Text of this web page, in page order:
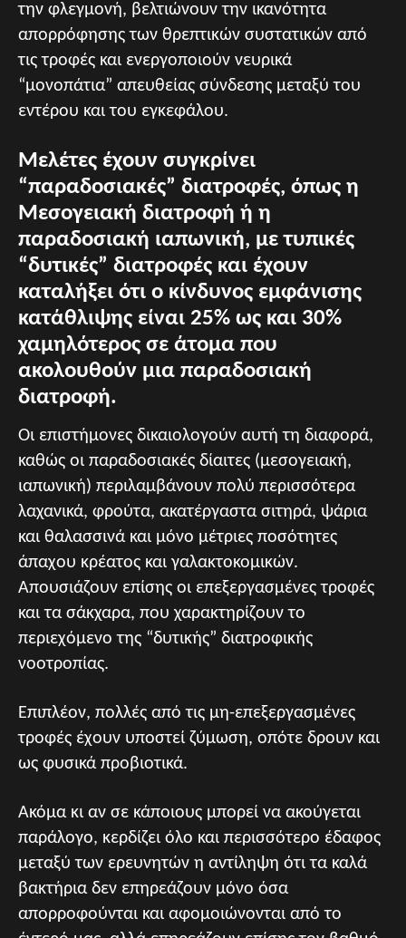
την φλεγμονή, βελτιώνουν την ικανότητα
απορρόφησης των θρεπτικών συστατικών από
τις τροφές και ενεργοποιούν νευρικά
“μονοπάτια” απευθείας σύνδεσης μεταξύ του
εντέρου και του εγκεφάλου.
Μελέτες έχουν συγκρίνει
“παραδοσιακές” διατροφές, όπως η
Μεσογειακή διατροφή ή η
παραδοσιακή ιαπωνική, με τυπικές
“δυτικές” διατροφές και έχουν
καταλήξει ότι ο κίνδυνος εμφάνισης
κατάθλιψης είναι 25% ως και 30%
χαμηλότερος σε άτομα που
ακολουθούν μια παραδοσιακή
διατροφή.
Οι επιστήμονες δικαιολογούν αυτή τη διαφορά,
καθώς οι παραδοσιακές δίαιτες (μεσογειακή,
ιαπωνική) περιλαμβάνουν πολύ περισσότερα
λαχανικά, φρούτα, ακατέργαστα σιτηρά, ψάρια
και θαλασσινά και μόνο μέτριες ποσότητες
άπαχου κρέατος και γαλακτοκομικών.
Απουσιάζουν επίσης οι επεξεργασμένες τροφές
και τα σάκχαρα, που χαρακτηρίζουν το
περιεχόμενο της “δυτικής” διατροφικής
νοοτροπίας.
Επιπλέον, πολλές από τις μη-επεξεργασμένες
τροφές έχουν υποστεί ζύμωση, οπότε δρουν και
ως φυσικά προβιοτικά.
Ακόμα κι αν σε κάποιους μπορεί να ακούγεται
παράλογο, κερδίζει όλο και περισσότερο έδαφος
μεταξύ των ερευνητών η αντίληψη ότι τα καλά
βακτήρια δεν επηρεάζουν μόνο όσα
απορροφούνται και αφομοιώνονται από το